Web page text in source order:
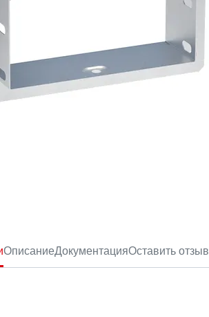
ОписаниеДокументацияОставить отзыв